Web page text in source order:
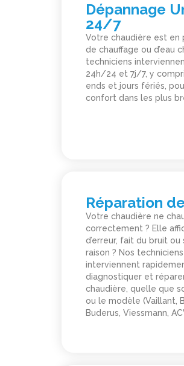
Dépannage
24/7
Votre chaudière est en
de chauffage ou d’eau
techniciens
24h/24 et 7j/7, y
ends et jours fériés,
confort dans les plus
Réparation
Votre chaudière ne
correctement ? Elle
d’erreur, fait du bruit ou
raison ? Nos
interviennent
diagnostiquer et
chaudière, quelle que
ou le modèle (Vaillant,
Buderus, Viessmann,